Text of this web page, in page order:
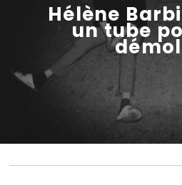
Hélène
un tube